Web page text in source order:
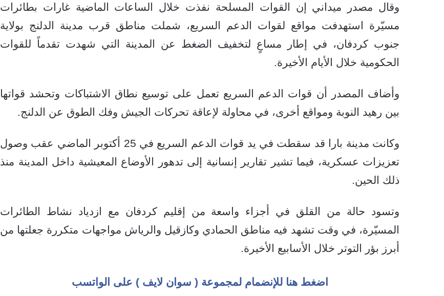
وقال مصدر ميداني إن القوات المسلحة نفذت خلال الساعات الماضية غارات بطائرات
مسيّرة استهدفت مواقع لقوات الدعم السريع، شملت مناطق قرب مدينة الدلنج بولاية
جنوب كردفان، في إطار مساعٍ لتخفيف الضغط عن المدينة التي شهدت تقدماً للقوات
الحكومية خلال الأيام الأخيرة.
وأضاف المصدر أن قوات الدعم السريع تعمل على توسيع نطاق الاشتباكات وتحشد قواتها
بين رهيد النوبة ومواقع أخرى، في محاولة لإعاقة تحركات الجيش وفك الطوق عن الدلنج.
وكانت مدينة بارا قد سقطت في يد قوات الدعم السريع في 25 أكتوبر الماضي عقب وصول
تعزيزات عسكرية، فيما تشير تقارير إنسانية إلى تدهور الأوضاع المعيشية داخل المدينة منذ
ذلك الحين.
وتسود حالة من القلق في أجزاء واسعة من إقليم كردفان مع ازدياد نشاط الطائرات
المسيّرة، في وقت تشهد فيه مناطق الحمادي وكازقيل والرياش مواجهات متكررة جعلتها من
أبرز بؤر التوتر خلال الأسابيع الأخيرة.
اضغط هنا للإنضمام لمجموعة ( سوان لايف ) على الواتسب